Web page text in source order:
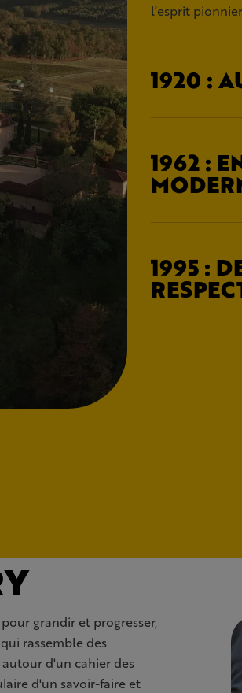
l’esprit
1920 :
1962 :
1995 :
grandir et progresser,
rassemble des
d'un cahier des
d'un savoir-faire et